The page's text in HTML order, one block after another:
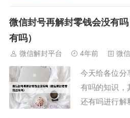
解封平台）
微信封号再解封零钱会没有
有吗）
微信解封平台 4年前 微
今天给各位分
有吗的知识，
还有吗进行解